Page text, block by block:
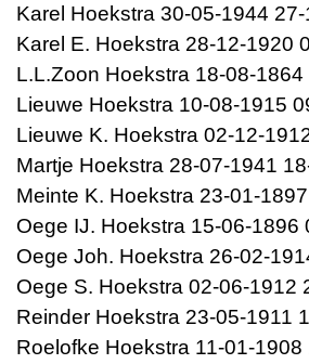
Karel Hoekstra 30-05-1944
Karel E. Hoekstra 28-12-1920
L.L.Zoon Hoekstra 18-08-
Lieuwe Hoekstra 10-08-1915
Lieuwe K. Hoekstra 02-12-
Martje Hoekstra 28-07-1941
Meinte K. Hoekstra 23-01-
Oege IJ. Hoekstra 15-06-1896
Oege Joh. Hoekstra 26-02-
Oege S. Hoekstra 02-06-1912
Reinder Hoekstra 23-05-1911
Roelofke Hoekstra 11-01-